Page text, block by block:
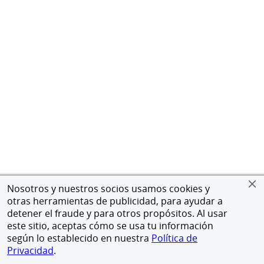
Nosotros y nuestros socios usamos cookies y
otras herramientas de publicidad, para ayudar a
detener el fraude y para otros propósitos. Al usar
este sitio, aceptas cómo se usa tu información
según lo establecido en nuestra Política de
Privacidad.